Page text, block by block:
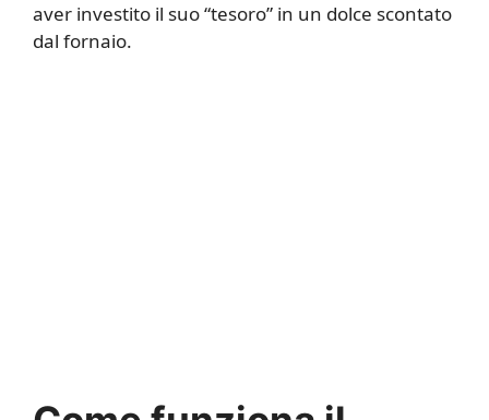
aver investito il suo “tesoro” in un dolce scontato
dal fornaio.